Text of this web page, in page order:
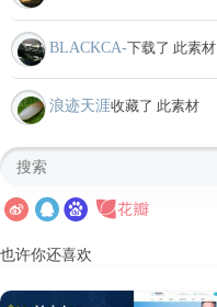
BLACKCA-下载了 此素材
浪迹天涯收藏了 此素材
也许你还喜欢